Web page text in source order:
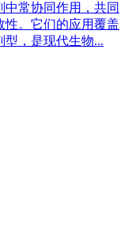
常协同作用，共同
性。它们的应用覆盖
型，是现代生物...